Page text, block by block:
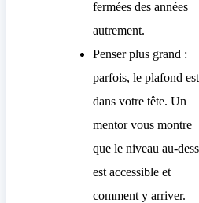
fermées des années
autrement.
Penser plus grand :
parfois, le plafond est
dans votre tête. Un
mentor vous montre
que le niveau au-
est accessible et
comment y arriver.